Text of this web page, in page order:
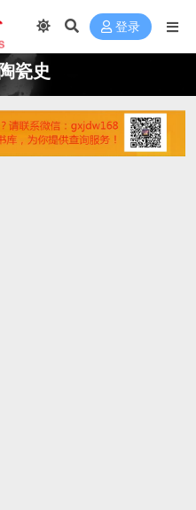
登录
瓷史